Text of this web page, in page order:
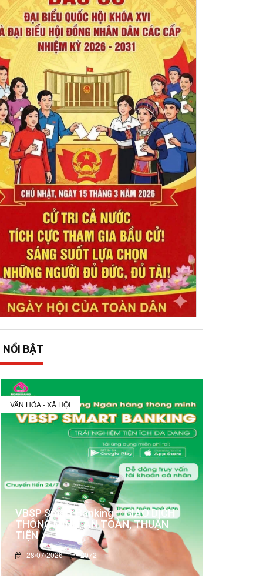
NỔI BẬT
VĂN HÓA - XÃ HỘI
VBSP Smart Banking – GIAO DỊCH
THÔNG MINH, AN TOÀN, THUẬN
TIỆN
28/07/2026 2072